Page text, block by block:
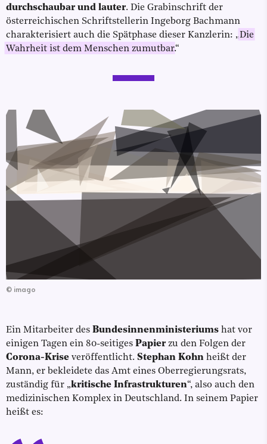
durchschaubar und lauter. Die Grabinschrift der
österreichischen Schriftstellerin Ingeborg Bachmann
charakterisiert auch die Spätphase dieser Kanzlerin: „Die
Wahrheit ist dem Menschen zumutbar.“
© imago
Ein Mitarbeiter des Bundesinnenministeriums hat vor
einigen Tagen ein 80-seitiges Papierzu den Folgen der
Corona-Krise veröffentlicht. Stephan Kohn heißt der
Mann, er bekleidete das Amt eines Oberregierungsrats,
zuständig für „kritische Infrastrukturen“, also auch den
medizinischen Komplex in Deutschland. In seinem Papier
heißt es: